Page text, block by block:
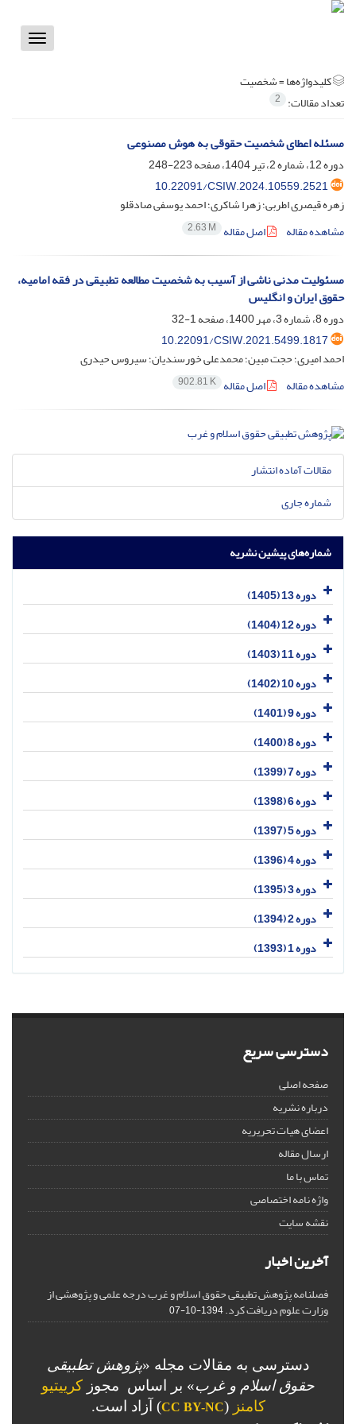
Toggle
کلیدواژه‌ها =شخصیت
تعداد مقالات: 2
مسئله اعطای شخصیت حقوقی به هوش مصنوعی
دوره 12، شماره 2، تیر 1404، صفحه
223-248
10.22091/CSIW.2024.10559.2521
زهره قیصری اطربی؛ زهرا شاکری؛ احمد یوسفی صادقلو
مشاهده مقاله
اصل مقاله 2.63 M
مسئولیت مدنی ناشی از آسیب به شخصیت مطالعه تطبیقی در فقه امامیه،
حقوق ایران و انگلیس
دوره 8، شماره 3، مهر 1400، صفحه
1-32
10.22091/CSIW.2021.5499.1817
احمد امیری؛ حجت مبین؛ محمدعلی خورسندیان؛ سیروس حیدری
مشاهده مقاله
اصل مقاله 902.81 K
مقالات آماده انتشار
شماره جاری
شماره‌های پیشین نشریه
دوره 13 (1405)
دوره 12 (1404)
دوره 11 (1403)
دوره 10 (1402)
دوره 9 (1401)
دوره 8 (1400)
دوره 7 (1399)
دوره 6 (1398)
دوره 5 (1397)
دوره 4 (1396)
دوره 3 (1395)
دوره 2 (1394)
دوره 1 (1393)
دسترسی سریع
صفحه اصلی
درباره نشریه
اعضای هیات تحریریه
ارسال مقاله
تماس با ما
واژه نامه اختصاصی
نقشه سایت
آخرین اخبار
فصلنامه پژوهش تطبیقی حقوق اسلام و غرب درجه علمی و پژوهشی از
وزارت علوم دریافت کرد.1394-10-07
دسترسی به مقالات مجله «پژوهش تطبیقی
حقوق اسلام و غرب» بر اساس مجوز کرییتیو
کامنز (
CC BY-NC) آزاد است.